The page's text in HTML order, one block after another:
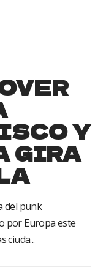
Y
GIRA
del punk
por Europa este
ciuda...